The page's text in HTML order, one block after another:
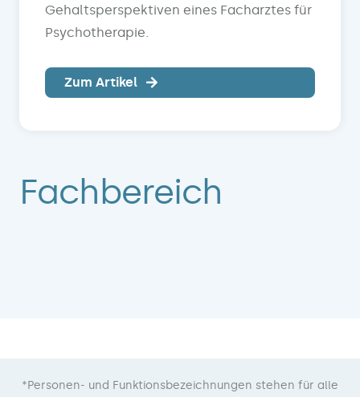
Fachbereich
Gehaltsperspektiven eines Facharztes für
Psychotherapie.
Zum Artikel
*Personen- und Funktionsbezeichnungen stehen für alle